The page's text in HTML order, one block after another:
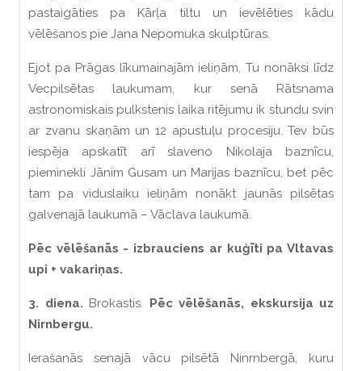
pastaigāties pa Kārļa tiltu un ievēlēties kādu
vēlēšanos pie Jana Nepomuka skulptūras.
Ejot pa Prāgas līkumainajām ieliņām, Tu nonāksi līdz
Vecpilsētas laukumam, kur senā Rātsnama
astronomiskais pulkstenis laika ritējumu ik stundu svin
ar zvanu skaņām un 12 apustuļu procesiju. Tev būs
iespēja apskatīt arī slaveno Nikolaja baznīcu,
pieminekli Jānim Gusam un Marijas baznīcu, bet pēc
tam pa viduslaiku ieliņām nonākt jaunās pilsētas
galvenajā laukumā – Vāclava laukumā.
Pēc vēlēšanās - izbrauciens ar kuģīti pa Vltavas
upi + vakariņas.
3. diena. Brokastis. Pēc vēlēšanās, ekskursija uz
Nirnbergu.
Ierašanās senajā vācu pilsētā Ninrnbergā, kuru